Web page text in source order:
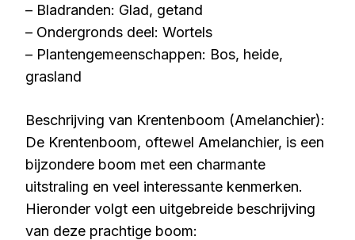
– Bladranden: Glad, getand
– Ondergronds deel: Wortels
– Plantengemeenschappen: Bos, heide,
grasland
Beschrijving van Krentenboom (Amelanchier):
De Krentenboom, oftewel Amelanchier, is een
bijzondere boom met een charmante
uitstraling en veel interessante kenmerken.
Hieronder volgt een uitgebreide beschrijving
van deze prachtige boom: